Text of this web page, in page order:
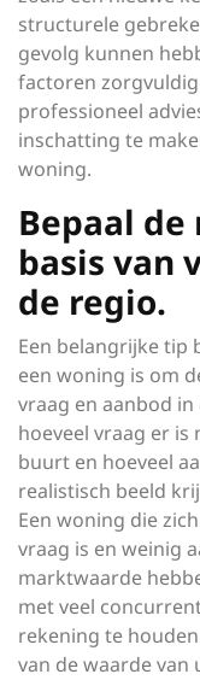
structurele
gevolg kunnen
factoren
professioneel
inschatting te
woning.
Bepaal
basis van
de regio.
Een belangrijke tip
een woning is om
vraag en aanbod
hoeveel vraag er
buurt en hoeveel
realistisch beeld
Een woning die
vraag is en weinig
marktwaarde
met veel
rekening te
van de waarde van